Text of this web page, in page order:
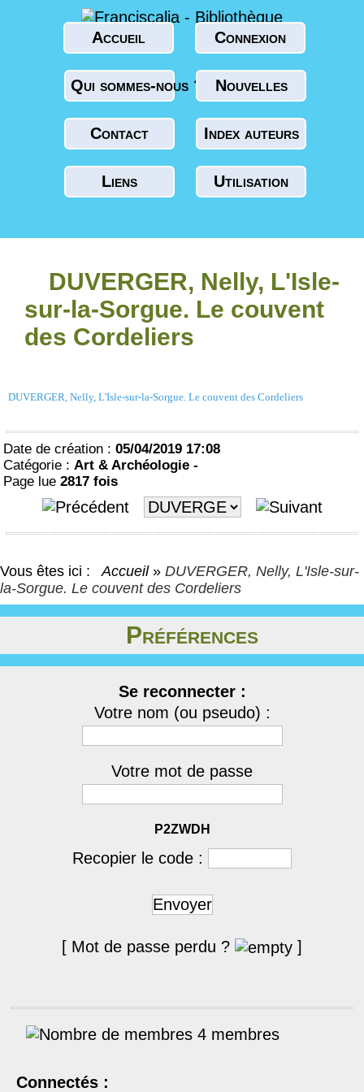
Accueil Connexion
Qui sommes-nous ? Nouvelles
Contact Index auteurs
Liens Utilisation
DUVERGER, Nelly, L'Isle-
sur-la-Sorgue. Le couvent
des Cordeliers
DUVERGER, Nelly, L'Isle-sur-la-Sorgue. Le couvent des Cordeliers
Date de création : 05/04/2019 17:08
Catégorie : Art & Archéologie -
Page lue 2817 fois
Vous êtes ici : Accueil » DUVERGER, Nelly, L'Isle-sur-
la-Sorgue. Le couvent des Cordeliers
Préférences
Se reconnecter :
Votre nom (ou pseudo) :
Votre mot de passe
P2ZWDH
Recopier le code :
Envoyer
[ Mot de passe perdu ? ]
4 membres
Connectés :